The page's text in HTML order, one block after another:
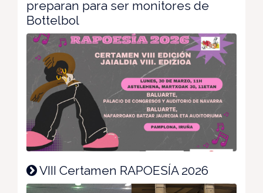
preparan para ser monitores de
Bottelbol
VIII Certamen RAPOESÍA 2026